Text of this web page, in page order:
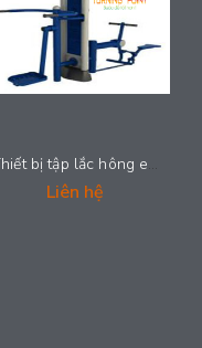
Thiết bị tập lắc hông eo và tập toàn thân - 2024-GYMML37
Liên hệ